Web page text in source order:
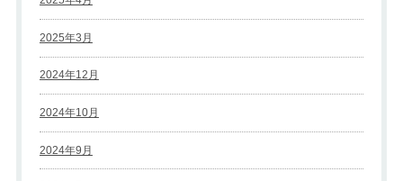
2025年3月
2024年12月
2024年10月
2024年9月